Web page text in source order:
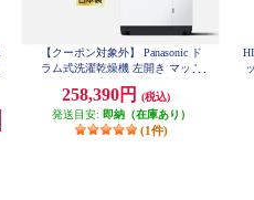
【クーポン対象外】 Panasonic ド
ラム式洗濯乾燥機 左開き マット
LX127EL-W
258,390円
(税込)
発送目安: 即納（在庫あり）
(1件)